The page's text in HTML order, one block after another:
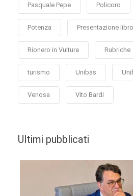
Pasquale Pepe Policoro
Potenza Presentazione libro
Rionero in Vulture Rubriche
turismo Unibas
Venosa Vito Bardi
Ultimi pubblicati